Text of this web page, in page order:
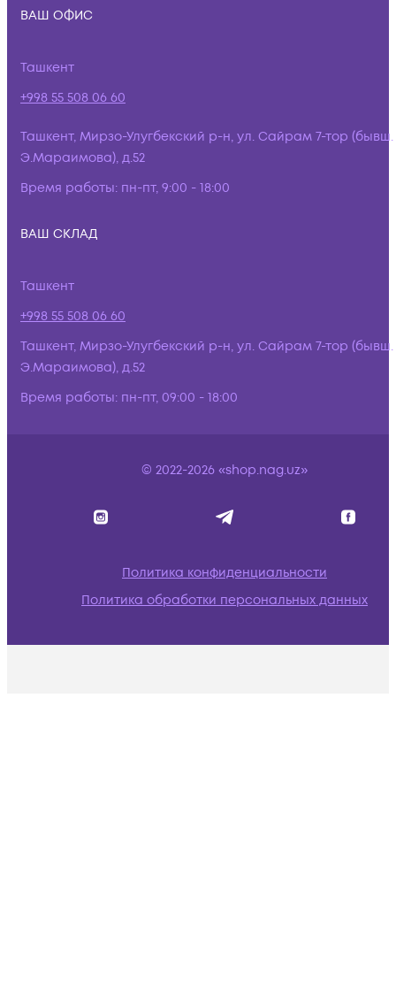
ВАШ ОФИС
Ташкент
+998 55 508 06 60
Ташкент, Мирзо-Улугбекский р-н, ул. Сайрам 7-тор (бывш.
Э.Мараимова), д.52
Время работы: пн-пт, 9:00 - 18:00
ВАШ СКЛАД
Ташкент
+998 55 508 06 60
Ташкент, Мирзо-Улугбекский р-н, ул. Сайрам 7-тор (бывш.
Э.Мараимова), д.52
Время работы: пн-пт, 09:00 - 18:00
© 2022-2026 «shop.nag.uz»
Политика конфиденциальности
Политика обработки персональных данных